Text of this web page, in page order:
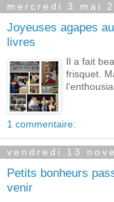
mercredi 3 mai
Joyeuses agapes
livres
Il a fait
frisquet.
1 commentaire:
vendredi 13
Petits bonheurs
venir